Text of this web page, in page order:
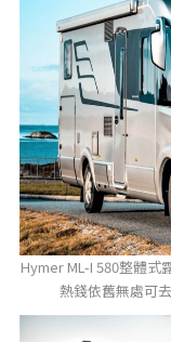
Hymer ML-I 580整體式
熱錢依舊無處可